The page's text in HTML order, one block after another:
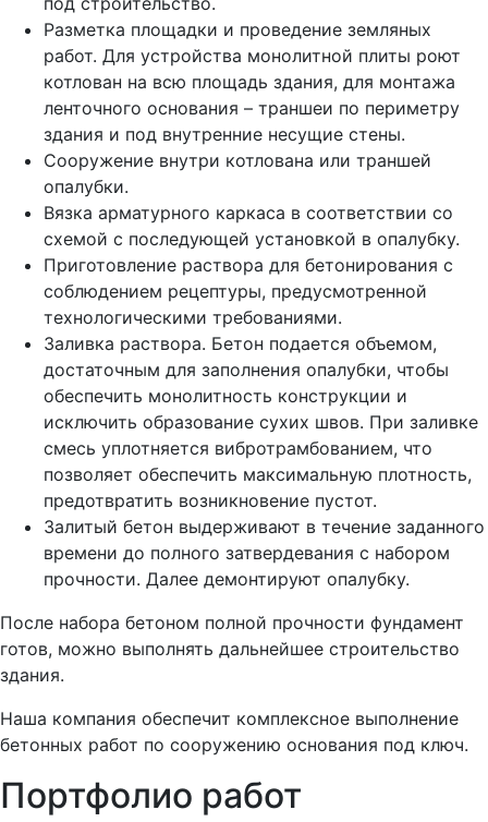
Разметка площадки и проведение земляных
работ. Для устройства монолитной плиты роют
котлован на всю площадь здания, для монтажа
ленточного основания – траншеи по периметру
здания и под внутренние несущие стены.
Сооружение внутри котлована или траншей
опалубки.
Вязка арматурного каркаса в соответствии со
схемой с последующей установкой в опалубку.
Приготовление раствора для бетонирования с
соблюдением рецептуры, предусмотренной
технологическими требованиями.
Заливка раствора. Бетон подается объемом,
достаточным для заполнения опалубки, чтобы
обеспечить монолитность конструкции и
исключить образование сухих швов. При заливке
смесь уплотняется вибротрамбованием, что
позволяет обеспечить максимальную плотность,
предотвратить возникновение пустот.
Залитый бетон выдерживают в течение заданного
времени до полного затвердевания с набором
прочности. Далее демонтируют опалубку.
После набора бетоном полной прочности фундамент
готов, можно выполнять дальнейшее строительство
здания.
Наша компания обеспечит комплексное выполнение
бетонных работ по сооружению основания под ключ.
Портфолио работ